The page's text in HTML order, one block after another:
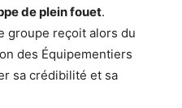
de plein fouet.
groupe reçoit alors du
des Équipementiers
sa crédibilité et sa